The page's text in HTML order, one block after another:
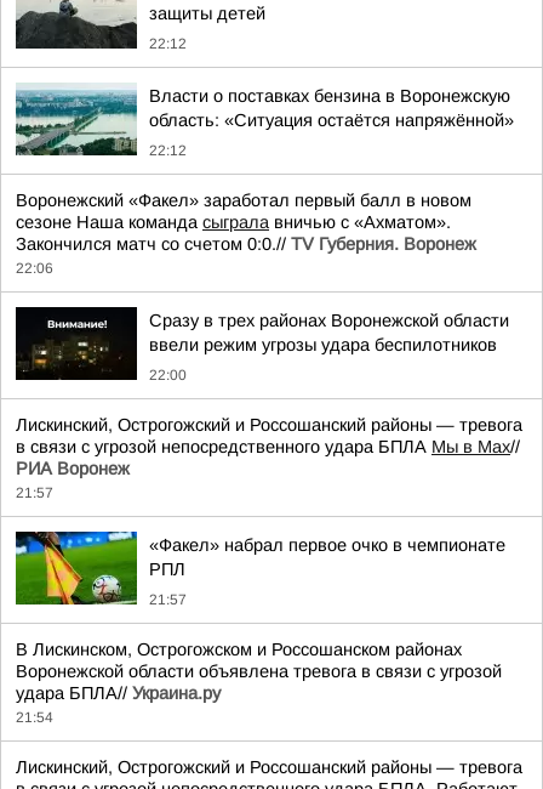
защиты детей
22:12
Власти о поставках бензина в Воронежскую
область: «Ситуация остаётся напряжённой»
22:12
Воронежский «Факел» заработал первый балл в новом
сезоне Наша команда сыграла вничью с «Ахматом».
Закончился матч со счетом 0:0.// TV Губерния. Воронеж
22:06
Сразу в трех районах Воронежской области
ввели режим угрозы удара беспилотников
22:00
Лискинский, Острогожский и Россошанский районы — тревога
в связи с угрозой непосредственного удара БПЛА Мы в Мах//
РИА Воронеж
21:57
«Факел» набрал первое очко в чемпионате
РПЛ
21:57
В Лискинском, Острогожском и Россошанском районах
Воронежской области объявлена тревога в связи с угрозой
удара БПЛА// Украина.ру
21:54
Лискинский, Острогожский и Россошанский районы — тревога